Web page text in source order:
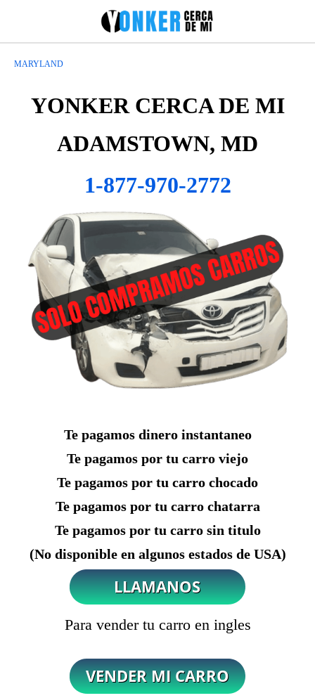
MARYLAND
YONKER CERCA DE MI
ADAMSTOWN, MD
1-877-970-2772
Te pagamos dinero instantaneo
Te pagamos por tu carro viejo
Te pagamos por tu carro chocado
Te pagamos por tu carro chatarra
Te pagamos por tu carro sin titulo
(No disponible en algunos estados de USA)
Para vender tu carro en ingles